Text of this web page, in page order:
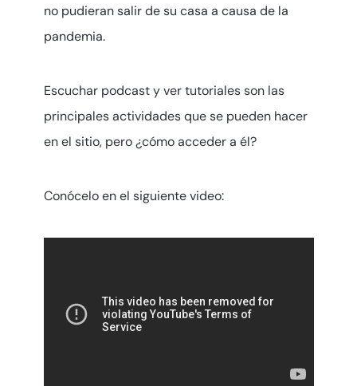
no pudieran salir de su casa a causa de la
pandemia.
Escuchar podcast y ver tutoriales son las
principales actividades que se pueden hacer
en el sitio, pero ¿cómo acceder a él?
Conócelo en el siguiente video: